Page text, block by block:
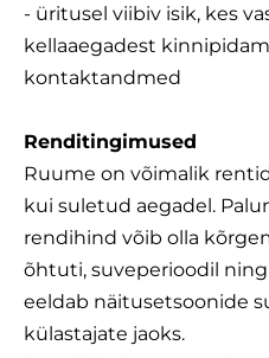
- üritusel viibiv isik, kes
kellaaegadest
kontaktandmed
Renditingimused
Ruume on võimalik
kui suletud aegadel.
rendihind võib olla
õhtuti, suveperioodil
eeldab näitusetsoonide
külastajate jaoks.